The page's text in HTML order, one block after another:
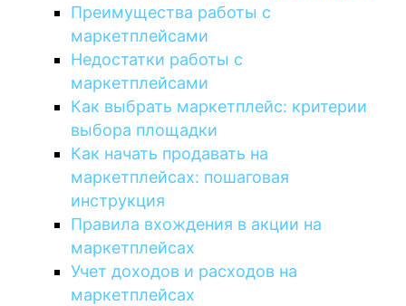
Преимущества работы с
маркетплейсами
Недостатки работы с
маркетплейсами
Как выбрать маркетплейс: критерии
выбора площадки
Как начать продавать на
маркетплейсах: пошаговая
инструкция
Правила вхождения в акции на
маркетплейсах
Учет доходов и расходов на
маркетплейсах